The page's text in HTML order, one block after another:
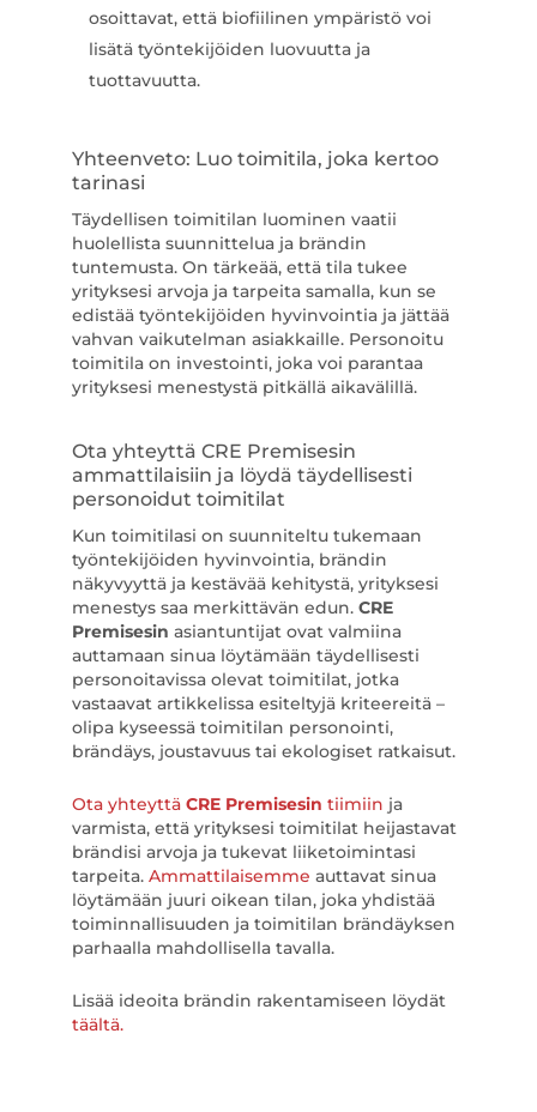
osoittavat, että biofiilinen ympäristö voi
lisätä työntekijöiden luovuutta ja
tuottavuutta.
Yhteenveto: Luo toimitila, joka kertoo
tarinasi
Täydellisen toimitilan luominen vaatii
huolellista suunnittelua ja brändin
tuntemusta. On tärkeää, että tila tukee
yrityksesi arvoja ja tarpeita samalla, kun se
edistää työntekijöiden hyvinvointia ja jättää
vahvan vaikutelman asiakkaille. Personoitu
toimitila on investointi, joka voi parantaa
yrityksesi menestystä pitkällä aikavälillä.
Ota yhteyttä CRE Premisesin
ammattilaisiin ja löydä täydellisesti
personoidut toimitilat
Kun toimitilasi on suunniteltu tukemaan
työntekijöiden hyvinvointia, brändin
näkyvyyttä ja kestävää kehitystä, yrityksesi
menestys saa merkittävän edun. CRE
Premisesin asiantuntijat ovat valmiina
auttamaan sinua löytämään täydellisesti
personoitavissa olevat toimitilat, jotka
vastaavat artikkelissa esiteltyjä kriteereitä –
olipa kyseessä toimitilan personointi,
brändäys, joustavuus tai ekologiset ratkaisut.
Ota yhteyttä CRE Premisesin tiimiin ja
varmista, että yrityksesi toimitilat heijastavat
brändisi arvoja ja tukevat liiketoimintasi
tarpeita.Ammattilaisemme auttavat sinua
löytämään juuri oikean tilan, joka yhdistää
toiminnallisuuden ja toimitilan brändäyksen
parhaalla mahdollisella tavalla.
Lisää ideoita brändin rakentamiseen löydät
täältä.